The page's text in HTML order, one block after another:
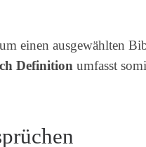
einen ausgewählten
Definition umfasst